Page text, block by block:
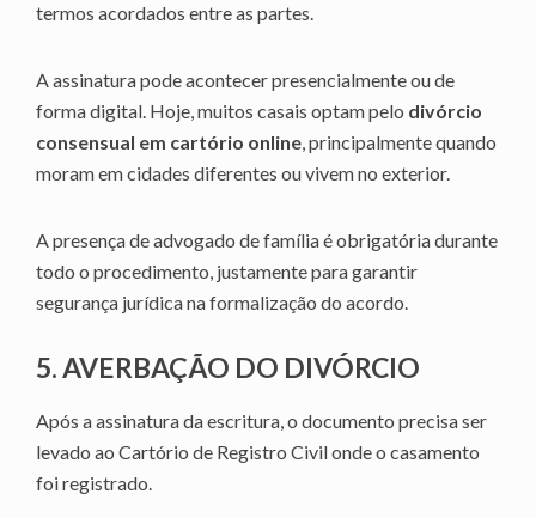
termos acordados entre as partes.
A assinatura pode acontecer presencialmente ou de
forma digital. Hoje, muitos casais optam pelo divórcio
consensual em cartório online, principalmente quando
moram em cidades diferentes ou vivem no exterior.
A presença de advogado de família é obrigatória durante
todo o procedimento, justamente para garantir
segurança jurídica na formalização do acordo.
5. AVERBAÇÃO DO DIVÓRCIO
Após a assinatura da escritura, o documento precisa ser
levado ao Cartório de Registro Civil onde o casamento
foi registrado.